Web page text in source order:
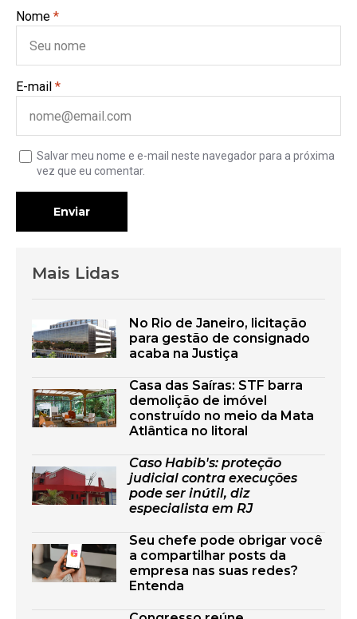
Nome *
E-mail *
Salvar meu nome e e-mail neste navegador para a próxima
vez que eu comentar.
Enviar
Mais Lidas
No Rio de Janeiro, licitação
para gestão de consignado
acaba na Justiça
Casa das Saíras: STF barra
demolição de imóvel
construído no meio da Mata
Atlântica no litoral
Caso Habib's: proteção
judicial contra execuções
pode ser inútil, diz
especialista em RJ
Seu chefe pode obrigar você
a compartilhar posts da
empresa nas suas redes?
Entenda